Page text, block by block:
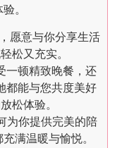
。
愿意与你分享生活
松又充实。
一顿精致晚餐，还
都能与您共度美好
松体验。
为你提供完美的陪
满温暖与愉悦。